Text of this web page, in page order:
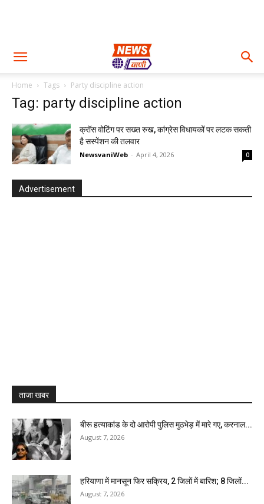
Home Tags Party discipline action
Tag: party discipline action
क्रॉस वोटिंग पर सख्त रुख, कांग्रेस विधायकों पर लटक सकती
है सस्पेंशन की तलवार
NewsvaniWeb - April 4, 2026 0
Advertisement
ताजा खबर
बीरू हत्याकांड के दो आरोपी पुलिस मुठभेड़ में मारे गए, करनाल...
August 7, 2026
हरियाणा में मानसून फिर सक्रिय, 2 जिलों में बारिश; 8 जिलों...
August 7, 2026